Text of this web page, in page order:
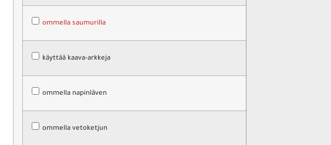
ommella saumurilla
käyttää kaava-arkkeja
ommella napinläven
ommella vetoketjun